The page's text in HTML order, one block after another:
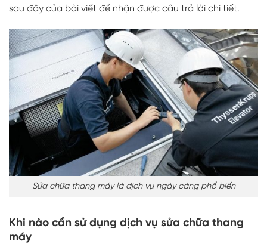
sau đây của bài viết để nhận được câu trả lời chi tiết.
Sửa chữa thang máy là dịch vụ ngày càng phổ biến
Khi nào cần sử dụng dịch vụ sửa chữa thang
máy